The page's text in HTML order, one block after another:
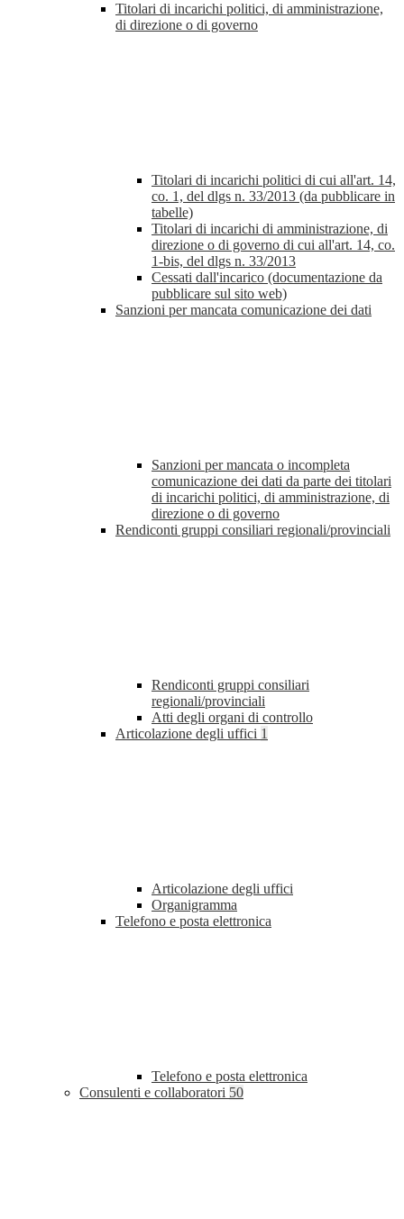
Titolari di incarichi politici, di amministrazione,
di direzione o di governo
Titolari di incarichi politici di cui all'art. 14,
co. 1, del dlgs n. 33/2013 (da pubblicare in
tabelle)
Titolari di incarichi di amministrazione, di
direzione o di governo di cui all'art. 14, co.
1-bis, del dlgs n. 33/2013
Cessati dall'incarico (documentazione da
pubblicare sul sito web)
Sanzioni per mancata comunicazione dei dati
Sanzioni per mancata o incompleta
comunicazione dei dati da parte dei titolari
di incarichi politici, di amministrazione, di
direzione o di governo
Rendiconti gruppi consiliari regionali/provinciali
Rendiconti gruppi consiliari
regionali/provinciali
Atti degli organi di controllo
Articolazione degli uffici 1
Articolazione degli uffici
Organigramma
Telefono e posta elettronica
Telefono e posta elettronica
Consulenti e collaboratori 50